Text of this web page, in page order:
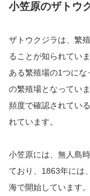
小笠原のザトウ
ザトウクジラは、繁
ることが知られてい
ある繁殖場の1つに
の繁殖場となってい
頻度で確認されてい
れています。
小笠原には、無人島
ており、1863年には
海で開始しています